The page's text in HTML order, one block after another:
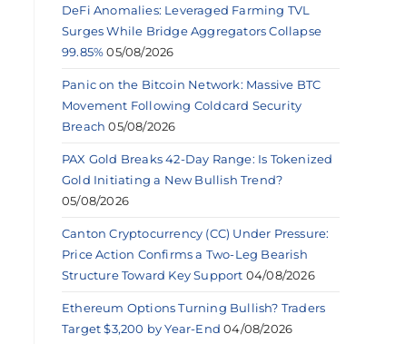
DeFi Anomalies: Leveraged Farming TVL
Surges While Bridge Aggregators Collapse
99.85% 05/08/2026
Panic on the Bitcoin Network: Massive BTC
Movement Following Coldcard Security
Breach 05/08/2026
PAX Gold Breaks 42-Day Range: Is Tokenized
Gold Initiating a New Bullish Trend?
05/08/2026
Canton Cryptocurrency (CC) Under Pressure:
Price Action Confirms a Two-Leg Bearish
Structure Toward Key Support 04/08/2026
Ethereum Options Turning Bullish? Traders
Target $3,200 by Year-End 04/08/2026